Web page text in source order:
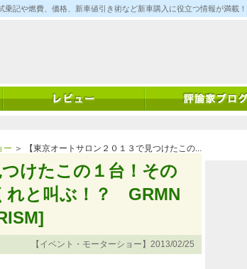
記や燃費、価格、新車値引き術など新車購入に役立つ情報が満載
ー ＞ 【東京オートサロン２０１３で見つけたこの...
けたこの１台！その
れと叫ぶ！？ GRMN
【イベント・モーターショー】2013/02/25